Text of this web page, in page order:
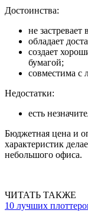
Достоинства:
не застревает
обладает
создает
бумагой;
совместима с
Недостатки:
есть
Бюджетная цена и
характеристик
небольшого офиса.
ЧИТАТЬ ТАКЖЕ
10 лучших